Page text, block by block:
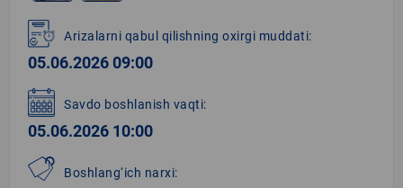
1
of
2
Arizalarni qabul qilishning oxirgi muddati:
05.06.2026 09:00
Savdo boshlanish vaqti:
05.06.2026 10:00
Boshlang‘ich narxi: